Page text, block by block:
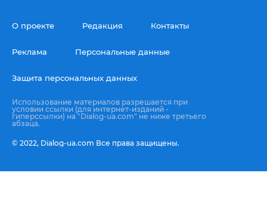
О проекте Редакция Контакты
Реклама Персональные данные
Защита персональных данных
Использование материалов разрешается при
условии ссылки (для интернет-изданий -
гиперссылки) на "Dialog-ua.com" не ниже третьего
абзаца.
© 2022, Dialog-ua.сom Все права защищены.